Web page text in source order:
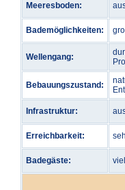
Meeresboden:
Bademöglichkeiten:
Wellengang:
Bebauungszustand:
Infrastruktur:
Erreichbarkeit:
Badegäste: